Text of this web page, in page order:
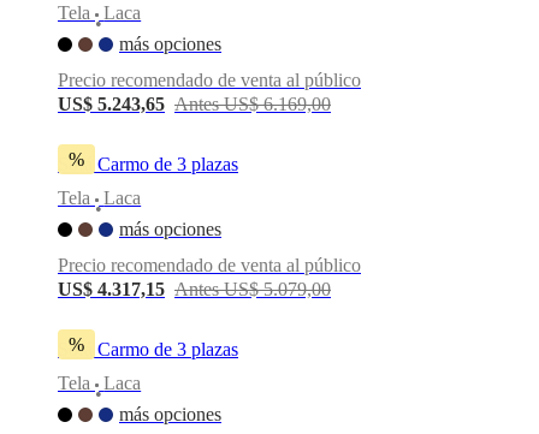
Tela
•
Laca
más opciones
Precio recomendado de venta al público
US$ 5.243,65 Antes US$ 6.169,00
%
Sofá Carmo de 3 plazas
Tela
•
Laca
más opciones
Precio recomendado de venta al público
US$ 4.317,15 Antes US$ 5.079,00
%
Sofá Carmo de 3 plazas
Tela
•
Laca
más opciones